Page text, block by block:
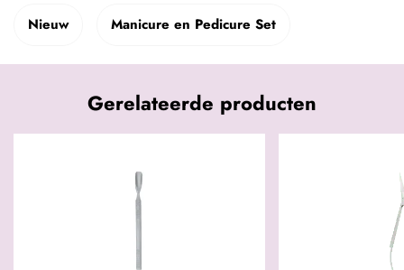
Nieuw Manicure en Pedicure Set
Gerelateerde producten